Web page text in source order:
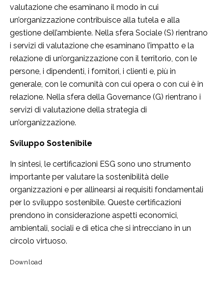
valutazione che esaminano il modo in cui
un’organizzazione contribuisce alla tutela e alla
gestione dell’ambiente. Nella sfera Sociale (S) rientrano
i servizi di valutazione che esaminano l’impatto e la
relazione di un’organizzazione con il territorio, con le
persone, i dipendenti, i fornitori, i clienti e, più in
generale, con le comunità con cui opera o con cui è in
relazione. Nella sfera della Governance (G) rientrano i
servizi di valutazione della strategia di
un’organizzazione.
Sviluppo Sostenibile
In sintesi, le certificazioni ESG sono uno strumento
importante per valutare la sostenibilità delle
organizzazioni e per allinearsi ai requisiti fondamentali
per lo sviluppo sostenibile. Queste certificazioni
prendono in considerazione aspetti economici,
ambientali, sociali e di etica che si intrecciano in un
circolo virtuoso.
Download